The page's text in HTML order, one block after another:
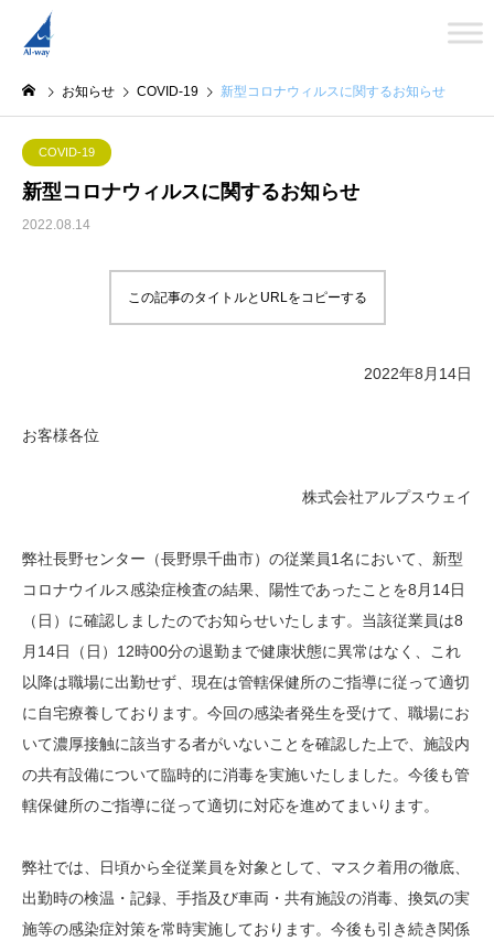
お知らせ COVID-19 新型コロナウィルスに関するお知らせ
COVID-19
新型コロナウィルスに関するお知らせ
2022.08.14
この記事のタイトルとURLをコピーする
2022年8月14日
お客様各位
株式会社アルプスウェイ
弊社長野センター（長野県千曲市）の従業員1名において、新型
コロナウイルス感染症検査の結果、陽性であったことを8月14日
（日）に確認しましたのでお知らせいたします。当該従業員は8
月14日（日）12時00分の退勤まで健康状態に異常はなく、これ
以降は職場に出勤せず、現在は管轄保健所のご指導に従って適切
に自宅療養しております。今回の感染者発生を受けて、職場にお
いて濃厚接触に該当する者がいないことを確認した上で、施設内
の共有設備について臨時的に消毒を実施いたしました。今後も管
轄保健所のご指導に従って適切に対応を進めてまいります。
弊社では、日頃から全従業員を対象として、マスク着用の徹底、
出勤時の検温・記録、手指及び車両・共有施設の消毒、換気の実
施等の感染症対策を常時実施しております。今後も引き続き関係